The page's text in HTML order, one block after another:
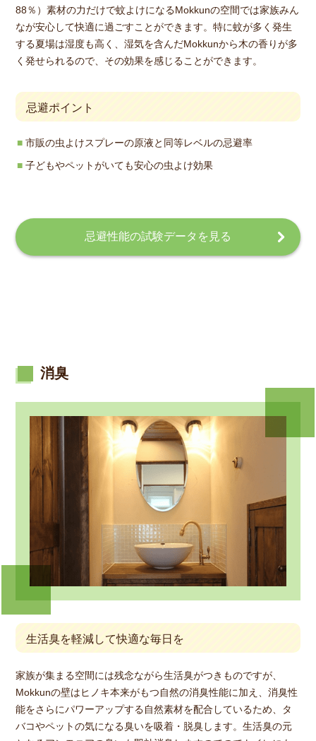
88％）素材の力だけで蚊よけになるMokkunの空間では家族みん
なが安心して快適に過ごすことができます。特に蚊が多く発生
する夏場は湿度も高く、湿気を含んだMokkunから木の香りが多
く発せられるので、その効果を感じることができます。
忌避ポイント
市販の虫よけスプレーの原液と同等レベルの忌避率
子どもやペットがいても安心の虫よけ効果
忌避性能の試験データを見る
消臭
生活臭を軽減して快適な毎日を
家族が集まる空間には残念ながら生活臭がつきものですが、
Mokkunの壁はヒノキ本来がもつ自然の消臭性能に加え、消臭性
能をさらにパワーアップする自然素材を配合しているため、タ
バコやペットの気になる臭いを吸着・脱臭します。生活臭の元